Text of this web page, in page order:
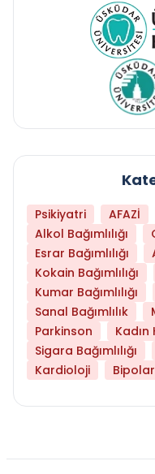
Psikiyatri AFAZİ
Alkol Bağımlılığı
Esrar Bağımlılığı
Kokain Bağımlılığı
Kumar Bağımlılığı
Sanal Bağımlılık
Parkinson
Kadın
Sigara Bağımlılığı
Kardioloji